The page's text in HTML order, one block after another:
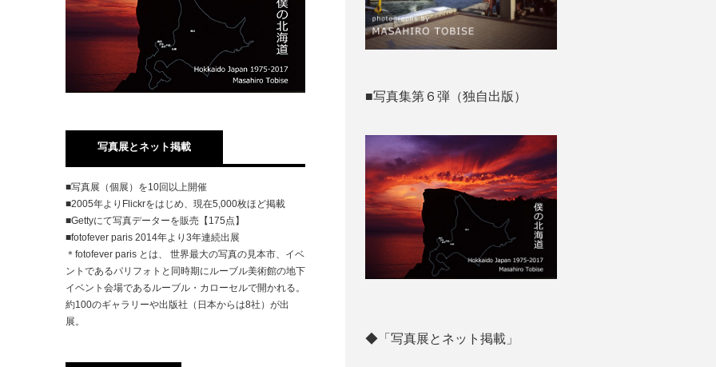
■写真集第６弾（独自出版）
◆「写真展とネット掲載」
写真展とネット掲載
■写真展（個展）を10回以上開催
■2005年よりFlickrをはじめ、現在5,000枚ほど掲載
■Gettyにて写真データーを販売【175点】
■fotofever paris 2014年より3年連続出展
＊fotofever paris とは、 世界最大の写真の見本市、イベ
ントであるパリフォトと同時期にルーブル美術館の地下
イベント会場であるルーブル・カローセルで開かれる。
約100のギャラリーや出版社（日本からは8社）が出
展。